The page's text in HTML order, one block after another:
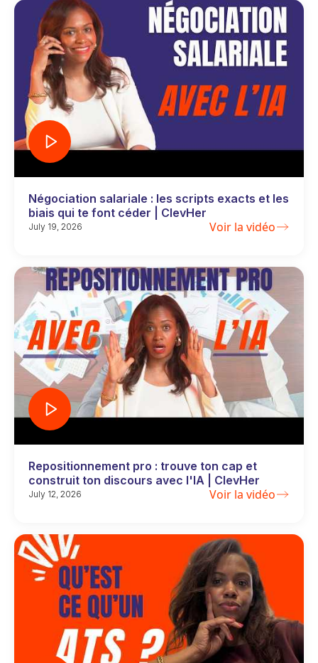
Négociation salariale : les scripts exacts et les
biais qui te font céder | ClevHer
July 19, 2026 Voir la vidéo
Repositionnement pro : trouve ton cap et
construit ton discours avec l'IA | ClevHer
July 12, 2026 Voir la vidéo